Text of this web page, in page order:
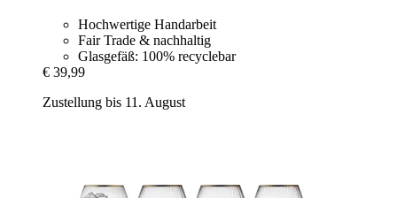
Hochwertige Handarbeit
Fair Trade & nachhaltig
Glasgefäß: 100% recyclebar
€ 39,99
Zustellung bis 11. August